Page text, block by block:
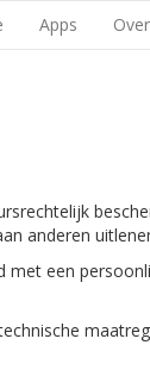
Apps Over
anderen
met een